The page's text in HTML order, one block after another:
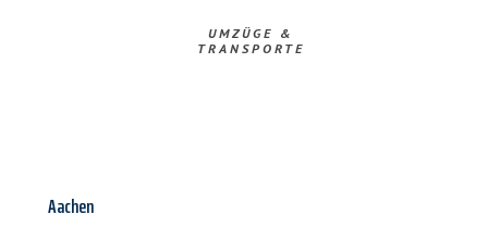
UMZÜGE &
TRANSPORTE
Aachen